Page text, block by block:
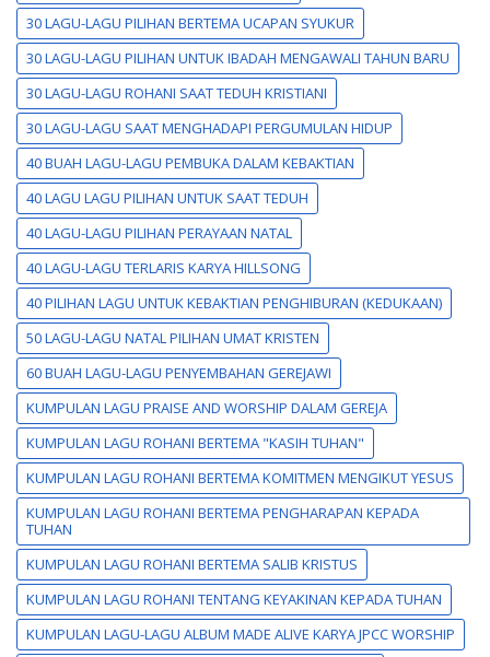
30 LAGU-LAGU PILIHAN BERTEMA UCAPAN SYUKUR
30 LAGU-LAGU PILIHAN UNTUK IBADAH MENGAWALI TAHUN BARU
30 LAGU-LAGU ROHANI SAAT TEDUH KRISTIANI
30 LAGU-LAGU SAAT MENGHADAPI PERGUMULAN HIDUP
40 BUAH LAGU-LAGU PEMBUKA DALAM KEBAKTIAN
40 LAGU LAGU PILIHAN UNTUK SAAT TEDUH
40 LAGU-LAGU PILIHAN PERAYAAN NATAL
40 LAGU-LAGU TERLARIS KARYA HILLSONG
40 PILIHAN LAGU UNTUK KEBAKTIAN PENGHIBURAN (KEDUKAAN)
50 LAGU-LAGU NATAL PILIHAN UMAT KRISTEN
60 BUAH LAGU-LAGU PENYEMBAHAN GEREJAWI
KUMPULAN LAGU PRAISE AND WORSHIP DALAM GEREJA
KUMPULAN LAGU ROHANI BERTEMA "KASIH TUHAN"
KUMPULAN LAGU ROHANI BERTEMA KOMITMEN MENGIKUT YESUS
KUMPULAN LAGU ROHANI BERTEMA PENGHARAPAN KEPADA
TUHAN
KUMPULAN LAGU ROHANI BERTEMA SALIB KRISTUS
KUMPULAN LAGU ROHANI TENTANG KEYAKINAN KEPADA TUHAN
KUMPULAN LAGU-LAGU ALBUM MADE ALIVE KARYA JPCC WORSHIP